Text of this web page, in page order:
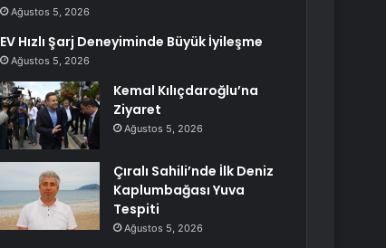
Ağustos 5, 2026
EV Hızlı Şarj Deneyiminde Büyük İyileşme
Ağustos 5, 2026
Kemal Kılıçdaroğlu’na
Ziyaret
Ağustos 5, 2026
Çıralı Sahili’nde İlk Deniz
Kaplumbağası Yuva
Tespiti
Ağustos 5, 2026